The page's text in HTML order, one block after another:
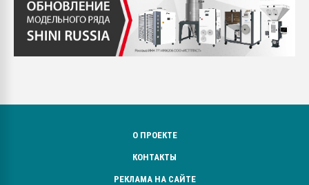
О ПРОЕКТЕ
КОНТАКТЫ
РЕКЛАМА НА САЙТЕ